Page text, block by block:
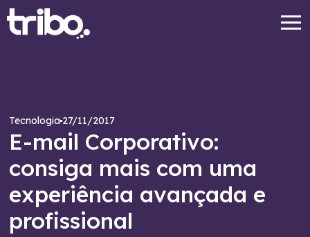
Tecnologia27/11/2017
E-mail Corporativo:
consiga mais com uma
experiência avançada e
profissional